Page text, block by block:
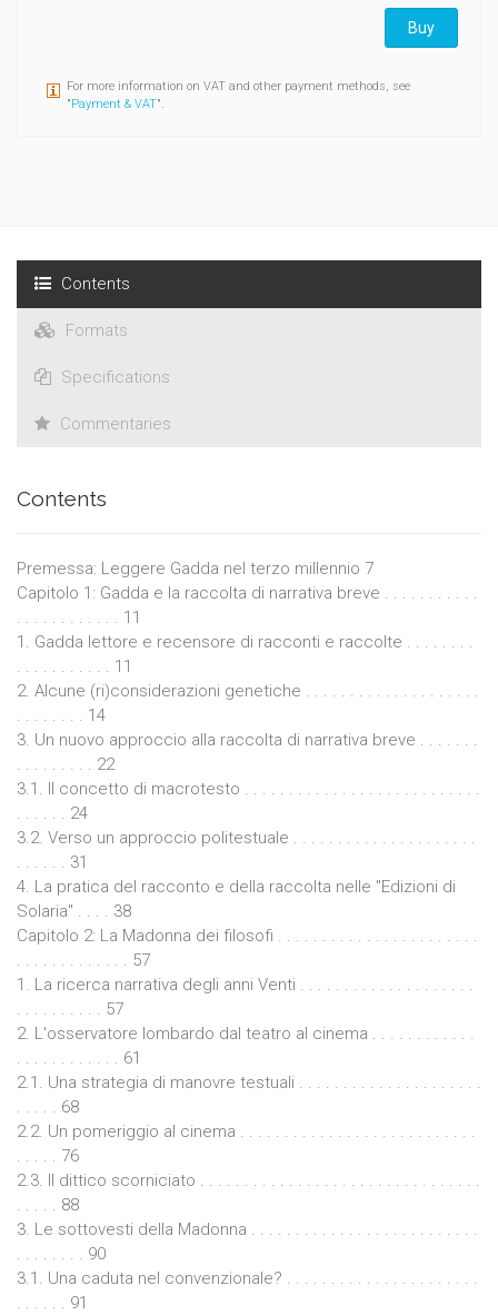
Buy
For more information on VAT and other payment methods, see
"Payment & VAT".
Contents
Formats
Specifications
Commentaries
Contents
Premessa: Leggere Gadda nel terzo millennio 7
Capitolo 1: Gadda e la raccolta di narrativa breve . . . . . . . . . . .
. . . . . . . . . . . . 11
1. Gadda lettore e recensore di racconti e raccolte . . . . . . . .
. . . . . . . . . . . 11
2. Alcune (ri)considerazioni genetiche . . . . . . . . . . . . . . . . . . . .
. . . . . . . . 14
3. Un nuovo approccio alla raccolta di narrativa breve . . . . . . .
. . . . . . . . . 22
3.1. Il concetto di macrotesto . . . . . . . . . . . . . . . . . . . . . . . . . . .
. . . . . . 24
3.2. Verso un approccio politestuale . . . . . . . . . . . . . . . . . . . . .
. . . . . . 31
4. La pratica del racconto e della raccolta nelle "Edizioni di
Solaria" . . . . 38
Capitolo 2: La Madonna dei filosofi . . . . . . . . . . . . . . . . . . . . . . .
. . . . . . . . . . . . . 57
1. La ricerca narrativa degli anni Venti . . . . . . . . . . . . . . . . . . . .
. . . . . . . . . . 57
2. L'osservatore lombardo dal teatro al cinema . . . . . . . . . . . .
. . . . . . . . . . . . 61
2.1. Una strategia di manovre testuali . . . . . . . . . . . . . . . . . . . . .
. . . . . 68
2.2. Un pomeriggio al cinema . . . . . . . . . . . . . . . . . . . . . . . . . . .
. . . . . 76
2.3. Il dittico scorniciato . . . . . . . . . . . . . . . . . . . . . . . . . . . . . . . .
. . . . . 88
3. Le sottovesti della Madonna . . . . . . . . . . . . . . . . . . . . . . . . . .
. . . . . . . . 90
3.1. Una caduta nel convenzionale? . . . . . . . . . . . . . . . . . . . . . .
. . . . . . 91